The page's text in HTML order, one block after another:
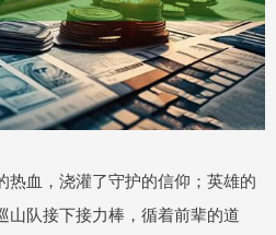
热血，浇灌了守护的信仰；英雄的
山队接下接力棒，循着前辈的道